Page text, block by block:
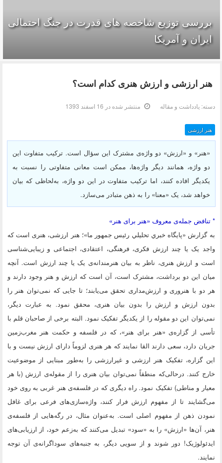
بررسی توزیع شاخصه های قدرت در جنگ احتمالی
ایران و آمریکا
هنر ارزشی و ارزش هنری کدام است؟
دسته:یادداشت و مقاله منتشر شده در 16 اسفند 1393
هنر ارزشی
«هنر» و «ارزش» دو واژه‌ی مشترک این سؤال است. ترکیب متفاوت این
دو واژه، همانند دیگر واژه‌ها، ممکن است معانی متفاوتی را نسبت به
یکدیگر افاده کنند، اما ترکیب متفاوت در این دو واژه، به‌لحاظی که بیان
خواهد شد، یک «معنا» را به ذهن متبادر می‌سازد.
* تنافض جمله‌ی معروف «هنر برای هنر»
به گزارش «پايگاه خبري تحليلي رئيس جمهور ما»؛ هنر ارزشی، هنری است که
واجد یک یا چند ارزش فکری، فرهنگی، اعتقادی، اجتماعی و زیبایی‌شناسی
است و ارزش هنری، ناظر به بیان هنرمندانه‌ی یک یا چند ارزش است. آنچه
میان این دو برداشت، مشترک است، آن است که ارزش و هنر وجود دارند و
هر دو با هنروری و ارزش‌مداری تحقق می‌یابند؛ تا جایی که نمی‌توان هنر را
بدون ارزش و ارزش را بدون بیان هنری، محقق نمود. به عبارت دیگر،
نمی‌توان این دو مقوله را از یکدیگر تفکیک نمود. البته برخی از صاحبان قلم با
تأسی از گزاره‌ی «هنر برای هنر»، که در فلسفه و حکمت هنر مغرب‌زمین
جریان دارد، سعی دارند القا نمایند که هر هنری لزوماً دارای ارزش نیست و با
این گزاره، تفکیک هنر ارزشی و غیرارزشی را به‌طور مبنایی از موضوعیت
خارج کنند. درحالی‌که منطقاً نمی‌توان بیان هنری را از مقوله‌ی ارزش (با هر
معیار و مناطی) تفکیک نمود. راه دیگری که در فلسفه‌ی هنر غربی به روی خود
می‌گشایند تا از مفهوم ارزش فرار کنند، واژه‌سازی‌های فرعی برای غافل
نمودن ذهن از مفهوم اصلی است. به‌عنوان مثال، در رگه‌هایی از فلسفه‌ی
هنر، آن‌ها «ارزش» را به «سود» تبدیل می‌کنند که به‌زعم خود، از ارزیابی‌های
ایدئولوژیک! دور شوند و از سویی دیگر، به جنبه‌های سوداگرانه‌ی آن توجه
نمایند.